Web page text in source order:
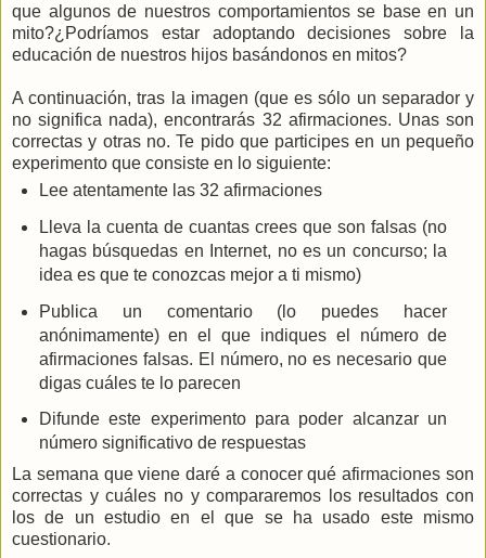
que algunos de nuestros comportamientos se base en un
mito?¿Podríamos estar adoptando decisiones sobre la
educación de nuestros hijos basándonos en mitos?
A continuación, tras la imagen (que es sólo un separador y
no significa nada), encontrarás 32 afirmaciones. Unas son
correctas y otras no. Te pido que participes en un pequeño
experimento que consiste en lo siguiente:
Lee atentamente las 32 afirmaciones
Lleva la cuenta de cuantas crees que son falsas (no
hagas búsquedas en Internet, no es un concurso; la
idea es que te conozcas mejor a ti mismo)
Publica un comentario (lo puedes hacer
anónimamente) en el que indiques el número de
afirmaciones falsas. El número, no es necesario que
digas cuáles te lo parecen
Difunde este experimento para poder alcanzar un
número significativo de respuestas
La semana que viene daré a conocer qué afirmaciones son
correctas y cuáles no y compararemos los resultados con
los de un estudio en el que se ha usado este mismo
cuestionario.